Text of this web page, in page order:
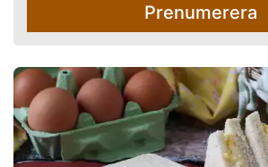
Prenumerera